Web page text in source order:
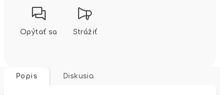
Opýtať sa Strážiť
Popis Diskusia